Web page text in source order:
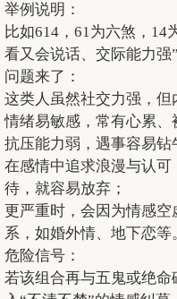
举例说明：
比如614，61为六煞，14
看又会说话、交际能力强
问题来了：
这类人虽然社交力强，但
情绪易敏感，常有心累、
抗压能力弱，遇事容易钻
在感情中追求浪漫与认
待，就容易放弃；
更严重时，会因为情感空
系，如婚外情、地下恋等
危险信号：
若该组合再与五鬼或绝